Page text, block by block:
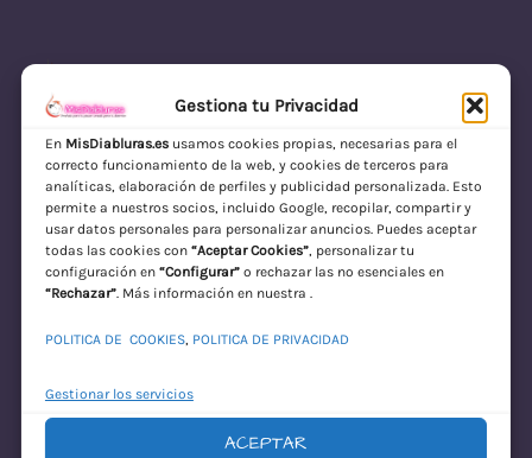
Gestiona tu Privacidad
En MisDiabluras.esusamos cookies propias, necesarias para el
correcto funcionamiento de la web, y cookies de terceros para
analíticas, elaboración de perfiles y publicidad personalizada. Esto
permite a nuestros socios, incluido Google, recopilar, compartir y
usar datos personales para personalizar anuncios. Puedes aceptar
todas las cookies con “Aceptar Cookies”, personalizar tu
configuración en “Configurar”o rechazar las no esenciales en
“Rechazar”. Más información en nuestra .
POLITICA DE COOKIES, POLITICA DE PRIVACIDAD
Gestionar los servicios
ACEPTAR
MisDiabluras | Sexshop Online con Envío
Discreto en España
Acceder